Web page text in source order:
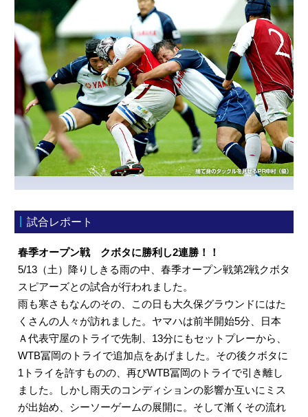
試合レポート
春季オープン戦 クボタに勝利し2連勝！！
5/13（土）降りしきる雨の中、春季オープン戦第2戦クボタ
スピアーズとの試合が行われました。
雨も寒さもなんのその、この日も大久保グラウンドにはた
くさんの人々が訪れました。ヤマハは前半開始5分、日本
Ａ代表守屋のトライで先制、13分にもセットプレーから、
WTB冨岡のトライで追加点をあげました。その後クボタに
1トライを許すものの、再びWTB冨岡のトライで引き離し
ました。しかし雨天のコンディションの影響か互いにミス
が出始め、シーソーゲームの展開に。そして漸くその流れ